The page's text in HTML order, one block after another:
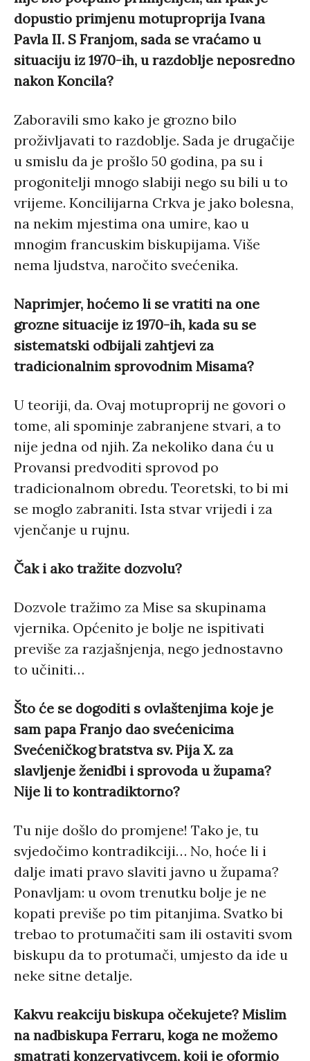
dopustio primjenu motuproprija Ivana
Pavla II. S Franjom, sada se vraćamo u
situaciju iz 1970-ih, u razdoblje neposredno
nakon Koncila?
Zaboravili smo kako je grozno bilo
proživljavati to razdoblje. Sada je drugačije
u smislu da je prošlo 50 godina, pa su i
progonitelji mnogo slabiji nego su bili u to
vrijeme. Koncilijarna Crkva je jako bolesna,
na nekim mjestima ona umire, kao u
mnogim francuskim biskupijama. Više
nema ljudstva, naročito svećenika.
Naprimjer, hoćemo li se vratiti na one
grozne situacije iz 1970-ih, kada su se
sistematski odbijali zahtjevi za
tradicionalnim sprovodnim Misama?
U teoriji, da. Ovaj motuproprij ne govori o
tome, ali spominje zabranjene stvari, a to
nije jedna od njih. Za nekoliko dana ću u
Provansi predvoditi sprovod po
tradicionalnom obredu. Teoretski, to bi mi
se moglo zabraniti. Ista stvar vrijedi i za
vjenčanje u rujnu.
Čak i ako tražite dozvolu?
Dozvole tražimo za Mise sa skupinama
vjernika. Općenito je bolje ne ispitivati
previše za razjašnjenja, nego jednostavno
to učiniti…
Što će se dogoditi s ovlaštenjima koje je
sam papa Franjo dao svećenicima
Svećeničkog bratstva sv. Pija X. za
slavljenje ženidbi i sprovoda u župama?
Nije li to kontradiktorno?
Tu nije došlo do promjene! Tako je, tu
svjedočimo kontradikciji… No, hoće li i
dalje imati pravo slaviti javno u župama?
Ponavljam: u ovom trenutku bolje je ne
kopati previše po tim pitanjima. Svatko bi
trebao to protumačiti sam ili ostaviti svom
biskupu da to protumači, umjesto da ide u
neke sitne detalje.
Kakvu reakciju biskupa očekujete? Mislim
na nadbiskupa Ferraru, koga ne možemo
smatrati konzervativcem, koji je oformio